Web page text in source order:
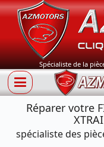
Spécialiste de la
Réparer votre
spécialiste des